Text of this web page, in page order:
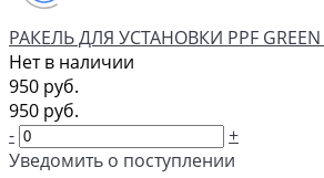
РАКЕЛЬ ДЛЯ УСТАНОВКИ PPF
Нет в наличии
950 руб.
950 руб.
-
+
Уведомить о поступлении